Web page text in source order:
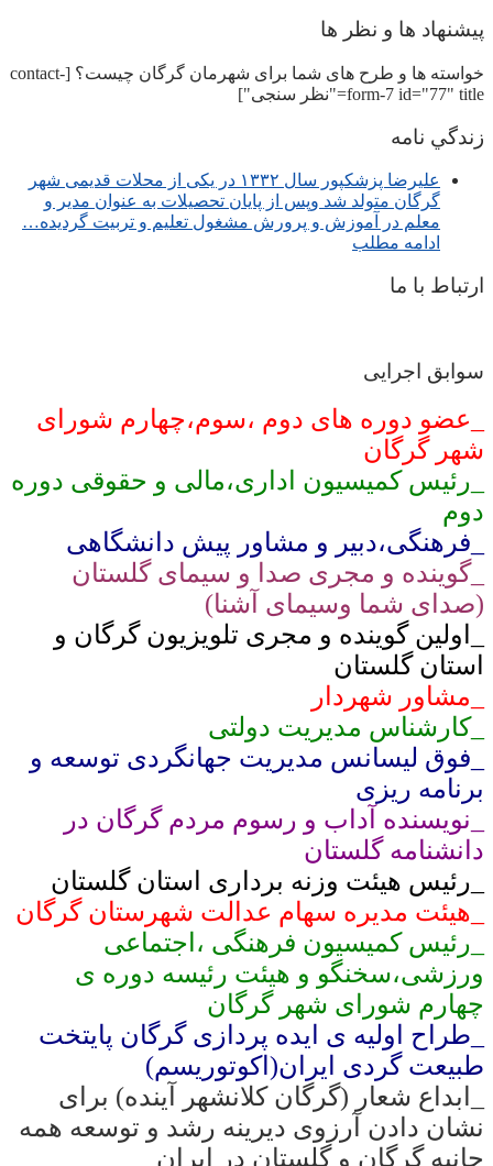
پیشنهاد ها و نظر ها
خواسته ها و طرح های شما برای شهرمان گرگان چیست؟ [contact-
form-7 id="77" title="نظر سنجی"]
زندگي نامه
عليرضا پزشكپور سال ۱۳۳۲ در یکی از محلات قدیمی شهر
گرگان متولد شد وپس از پایان تحصیلات به عنوان مدیر و
معلم در آموزش و پرورش مشغول تعلیم و تربیت گرديده…
ادامه مطلب
ارتباط با ما
سوابق اجرایی
_عضو دوره های دوم ،سوم،چهارم شورای
شهر گرگان
_رئیس کمیسیون اداری،مالی و حقوقی دوره
دوم
_فرهنگی،دبیر و مشاور پیش دانشگاهی
_گوینده و مجری صدا و سیمای گلستان
(صدای شما وسیمای آشنا)
_اولین گوینده و مجری تلویزیون گرگان و
استان گلستان
_مشاور شهردار
_کارشناس مدیریت دولتی
_فوق لیسانس مدیریت جهانگردی توسعه و
برنامه ریزی
_نویسنده آداب و رسوم مردم گرگان در
دانشنامه گلستان
_رئیس هیئت وزنه برداری استان گلستان
_هیئت مدیره سهام عدالت شهرستان گرگان
_رئیس کمیسیون فرهنگی ،اجتماعی
ورزشی،سخنگو و هیئت رئیسه دوره ی
چهارم شورای شهر گرگان
_طراح اولیه ی ایده پردازی گرگان پایتخت
طبیعت گردی ایران(اکوتوریسم)
_ابداع شعار (گرگان کلانشهر آینده) برای
نشان دادن آرزوی دیرینه رشد و توسعه همه
جانبه گرگان و گلستان در ایران